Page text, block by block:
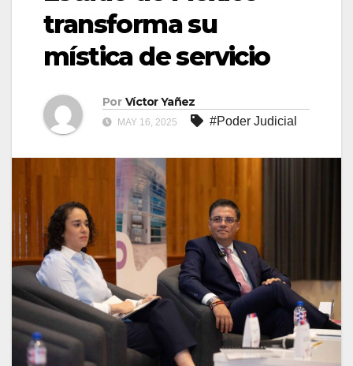
transforma su
mística de servicio
Por Víctor Yañez
MAY 16, 2025 #Poder Judicial